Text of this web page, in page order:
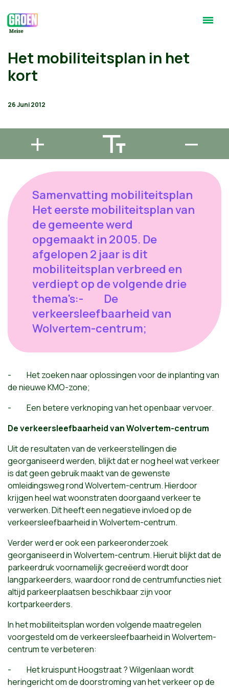
Het mobiliteitsplan in het
kort
26 Juni 2012
Samenvatting mobiliteitsplan
Het eerste mobiliteitsplan van
de gemeente werd
opgemaakt in 2005. De
afgelopen 2 jaar is dit
mobiliteitsplan verbreed en
verdiept op de volgende drie
thema's:- De
verkeersleefbaarheid van
Wolvertem-centrum;
- Het zoeken naar oplossingen voor de inplanting van
de nieuwe KMO-zone;
- Een betere verknoping van het openbaar vervoer.
De verkeersleefbaarheid van Wolvertem-centrum
Uit de resultaten van de verkeerstellingen die
georganiseerd werden, blijkt dat er nog heel wat verkeer
is dat geen gebruik maakt van de gewenste
omleidingsweg rond Wolvertem-centrum. Hierdoor
krijgen heel wat woonstraten doorgaand verkeer te
verwerken. Dit heeft een negatieve invloed op de
verkeersleefbaarheid in Wolvertem-centrum.
Verder werd er ook een parkeeronderzoek
georganiseerd in Wolvertem-centrum. Hieruit blijkt dat de
parkeerdruk voornamelijk gecreëerd wordt door
langparkeerders, waardoor rond de centrumfuncties niet
altijd parkeerplaatsen beschikbaar zijn voor
kortparkeerders.
In het mobiliteitsplan worden volgende maatregelen
voorgesteld om de verkeersleefbaarheid in Wolvertem-
centrum te verbeteren:
- Het kruispunt Hoogstraat ? Wilgenlaan wordt
heringericht om de doorstroming van het verkeer op de